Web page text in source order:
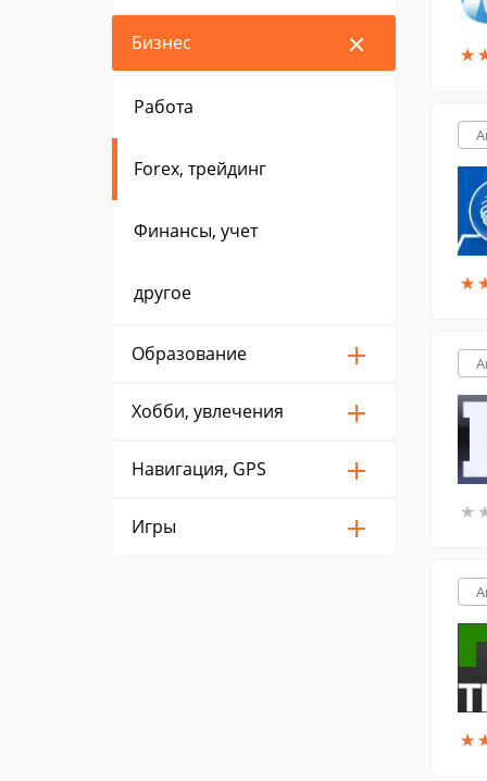
Бизнес
Работа
Forex, трейдинг
Финансы, учет
другое
Образование
Хобби, увлечения
Навигация, GPS
Игры
★
★
★
★
★
★
★
★